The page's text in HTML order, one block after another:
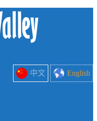
中文 English